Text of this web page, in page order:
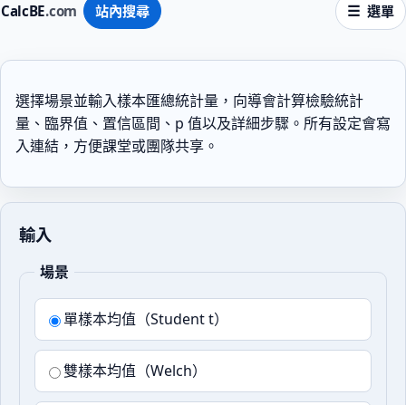
CalcBE.com 站內搜尋 選單
選擇場景並輸入樣本匯總統計量，向導會計算檢驗統計
量、臨界值、置信區間、p 值以及詳細步驟。所有設定會寫
入連結，方便課堂或團隊共享。
輸入
場景
單樣本均值（Student t）
雙樣本均值（Welch）